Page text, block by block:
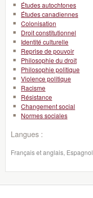
Études autochtones
Études canadiennes
Colonisation
Droit constitutionnel
Identité culturelle
Reprise de pouvoir
Philosophie du droit
Philosophie politique
Violence politique
Racisme
Résistance
Changement social
Normes sociales
Langues :
Français et anglais, Espagnol